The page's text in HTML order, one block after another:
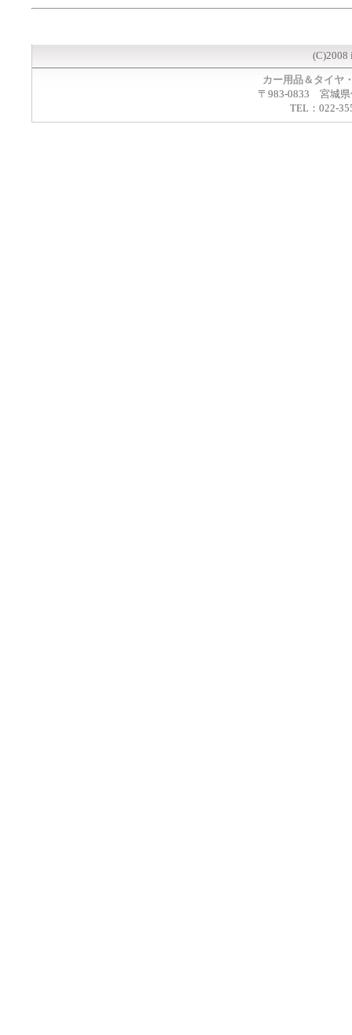
(C)2008
カー用品＆タイヤ
〒983-0833 宮城県
TEL：022-